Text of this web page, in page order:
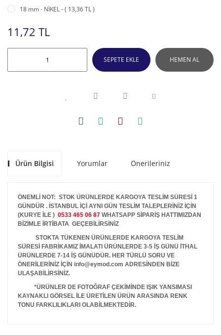
18 mm - NİKEL - ( 13,36 TL )
11,72 TL
SEPETE EKLE HEMEN AL
Ürün Bilgisi Yorumlar Önerileriniz
ÖNEMLİ NOT: STOK ÜRÜNLERDE KARGOYA TESLİM SÜRESİ 1
GÜNDÜR . İSTANBUL İÇİ AYNI GÜN TESLİM TALEPLERİNİZ İÇİN
(KURYE İLE ) 0533 465 06 87 WHATSAPP SİPARİŞ HATTIMIZDAN
BİZİMLE İRTİBATA GEÇEBİLİRSİNİZ
STOKTA TÜKENEN ÜRÜNLERDE KARGOYA TESLİM
SÜRESİ FABRİKAMIZ İMALATI ÜRÜNLERDE 3-5 İŞ GÜNÜ İTHAL
ÜRÜNLERDE 7-14 İŞ GÜNÜDÜR. HER TÜRLÜ SORU VE
ÖNERİLERİNİZ İÇİN info@eymod.com ADRESİNDEN BİZE
ULAŞABİLİRSİNİZ.
*ÜRÜNLER DE FOTOĞRAF ÇEKİMİNDE IŞIK YANSIMASI
KAYNAKLI GÖRSEL İLE ÜRETİLEN ÜRÜN ARASINDA RENK
TONU FARKLILIKLARI OLABİLMEKTEDİR.